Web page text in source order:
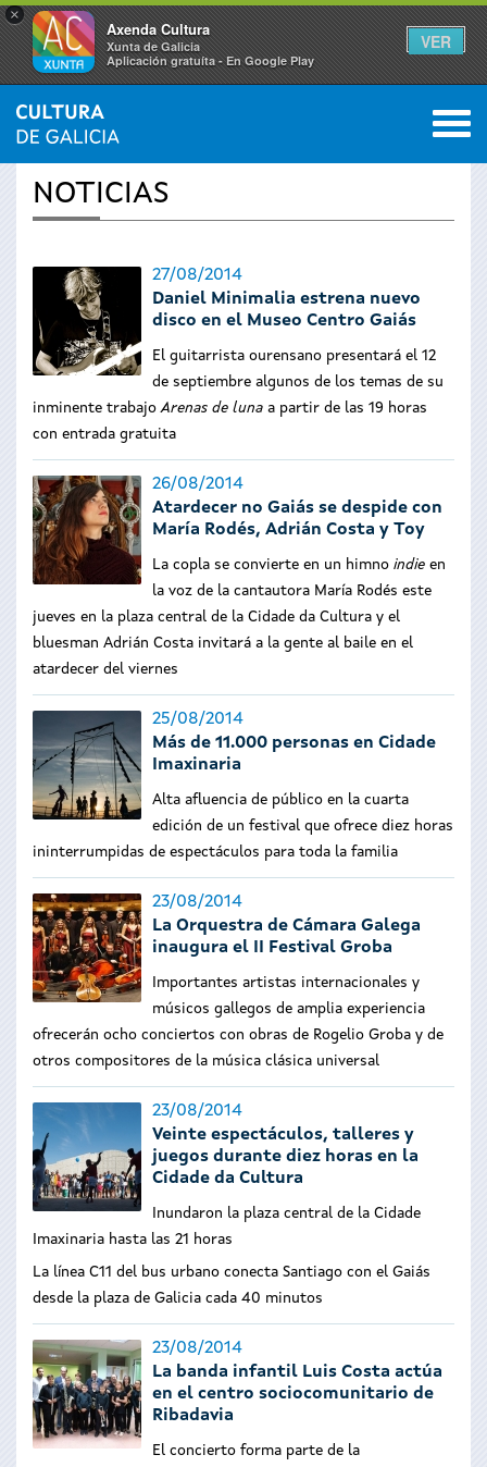
×
Axenda Cultura
Xunta de Galicia
Aplicación gratuíta - En Google Play
VER
Se
encuentra
usted
aquí
INICIO › ACTUALIDAD 0
NOTICIAS
27/08/2014
Daniel Minimalia estrena nuevo
disco en el Museo Centro Gaiás
El guitarrista ourensano presentará el 12
de septiembre algunos de los temas de su
inminente trabajoArenas de luna a partir de las 19 horas
con entrada gratuita
26/08/2014
Atardecer no Gaiás se despide con
María Rodés, Adrián Costa y Toy
La copla se convierte en un himno indie en
la voz de la cantautora María Rodés este
jueves en la plaza central de la Cidade da Cultura y el
bluesman Adrián Costa invitará a la gente al baile en el
atardecer del viernes
25/08/2014
Más de 11.000 personas en Cidade
Imaxinaria
Alta afluencia de público en la cuarta
edición de un festival que ofrece diez horas
ininterrumpidas de espectáculos para toda la familia
23/08/2014
La Orquestra de Cámara Galega
inaugura el II Festival Groba
Importantes artistas internacionales y
músicos gallegos de amplia experiencia
ofrecerán ocho conciertos con obras de Rogelio Groba y de
otros compositores de la música clásica universal
23/08/2014
Veinte espectáculos, talleres y
juegos durante diez horas en la
Cidade da Cultura
Inundaron la plaza central de la Cidade
Imaxinaria hasta las 21 horas
La línea C11 del bus urbano conecta Santiago con el Gaiás
desde la plaza de Galicia cada 40 minutos
23/08/2014
La banda infantil Luis Costa actúa
en el centro sociocomunitario de
Ribadavia
El concierto forma parte de la